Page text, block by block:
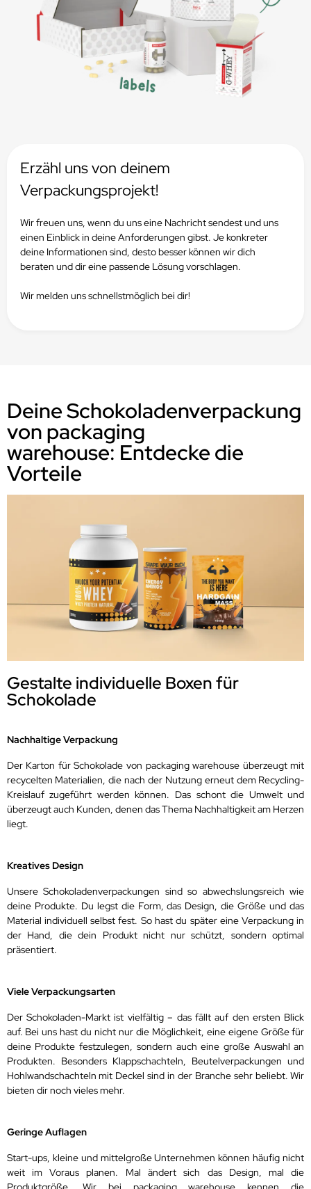
Erzähl uns von deinem
Verpackungsprojekt!
Wir freuen uns, wenn du uns eine Nachricht sendest und uns
einen Einblick in deine Anforderungen gibst. Je konkreter
deine Informationen sind, desto besser können wir dich
beraten und dir eine passende Lösung vorschlagen.
Wir melden uns schnellstmöglich bei dir!
Deine Schokoladenverpackung
von packaging
warehouse: Entdecke die
Vorteile
Gestalte individuelle Boxen für
Schokolade
Nachhaltige Verpackung
Der Karton für Schokolade von packaging warehouse überzeugt mit
recycelten Materialien, die nach der Nutzung erneut dem Recycling-
Kreislauf zugeführt werden können. Das schont die Umwelt und
überzeugt auch Kunden, denen das Thema Nachhaltigkeit am Herzen
liegt.
Kreatives Design
Unsere Schokoladenverpackungen sind so abwechslungsreich wie
deine Produkte. Du legst die Form, das Design, die Größe und das
Material individuell selbst fest. So hast du später eine Verpackung in
der Hand, die dein Produkt nicht nur schützt, sondern optimal
präsentiert.
Viele Verpackungsarten
Der Schokoladen-Markt ist vielfältig – das fällt auf den ersten Blick
auf. Bei uns hast du nicht nur die Möglichkeit, eine eigene Größe für
deine Produkte festzulegen, sondern auch eine große Auswahl an
Produkten. Besonders Klappschachteln, Beutelverpackungen und
Hohlwandschachteln mit Deckel sind in der Branche sehr beliebt. Wir
bieten dir noch vieles mehr.
Geringe Auflagen
Start-ups, kleine und mittelgroße Unternehmen können häufig nicht
weit im Voraus planen. Mal ändert sich das Design, mal die